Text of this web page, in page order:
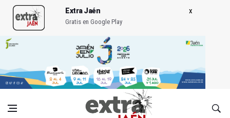
Extra Jaén
Gratis en Google Play